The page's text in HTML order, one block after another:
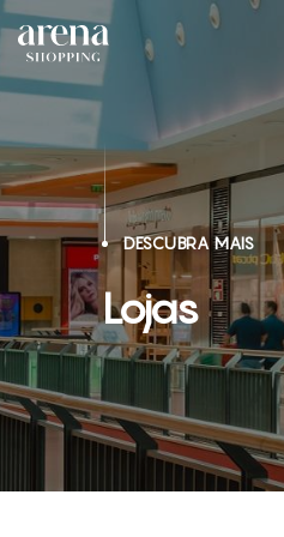
DESCUBRA MAIS
Lojas